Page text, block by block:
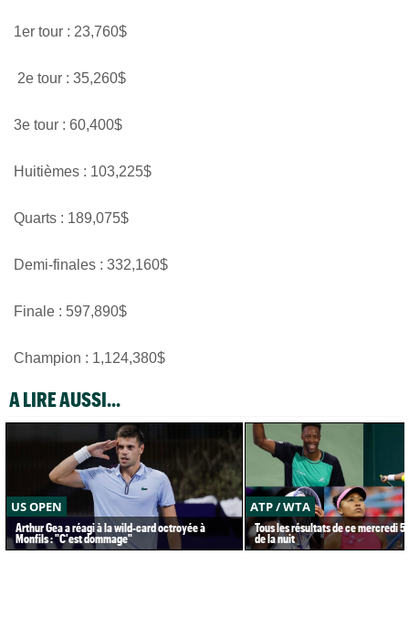
1er tour : 23,760$
2e tour : 35,260$
3e tour : 60,400$
Huitièmes : 103,225$
Quarts : 189,075$
Demi-finales : 332,160$
Finale : 597,890$
Champion : 1,124,380$
A LIRE AUSSI...
US OPEN
Arthur Gea a réagi à la wild-card octroyée à
Monfils : "C'est dommage"
ATP / WTA
Tous les résultats de ce mercredi
de la nuit